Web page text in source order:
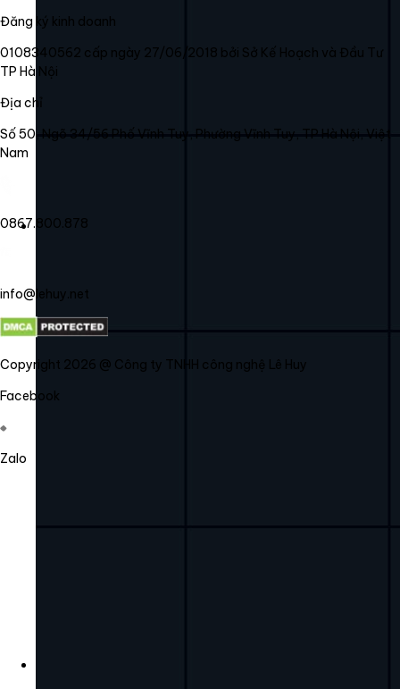
Đăng ký kinh doanh
0108340562 cấp ngày 27/06/2018 bởi Sở Kế Hoạch và Đầu Tư
TP Hà Nội
Địa chỉ
Số 50, Ngõ 34/56 Phố Vĩnh Tuy, Phường Vĩnh Tuy, TP Hà Nội, Việt
Nam
0867.800.878
info@lehuy.net
Copyright 2026 @ Công ty TNHH công nghệ Lê Huy
Facebook
Zalo